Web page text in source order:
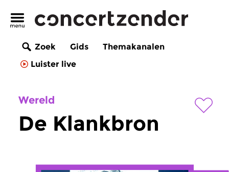
Zoek Gids
Themakanalen
Luister live
Wereld
De Klankbron